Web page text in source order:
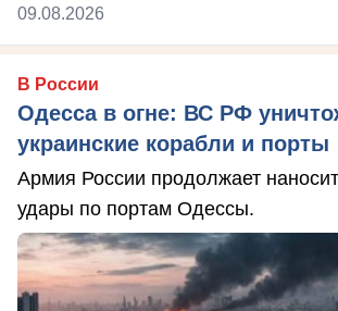
09.08.2026
В России
Одесса в огне: ВС РФ
украинские корабли и порты
Армия России продолжает
удары по портам Одессы.